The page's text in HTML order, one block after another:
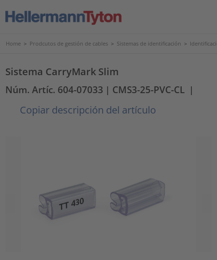
Home > Prodcutos de gestión de cables > Sistemas de identificación >
Sistema CarryMark Slim
Núm. Artíc. 604-07033 | CMS3-25-PVC-CL |
Copiar descripción del artículo